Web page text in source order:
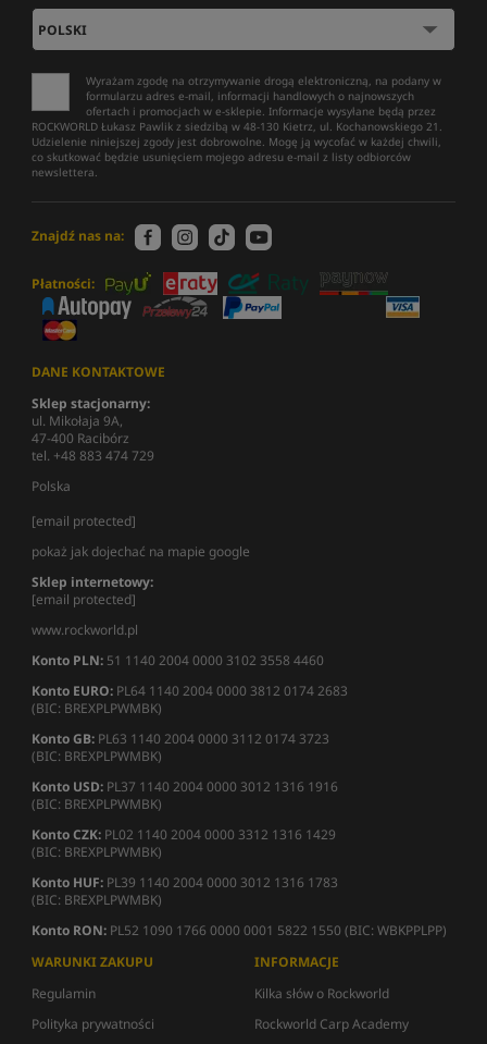
Wyrażam zgodę na otrzymywanie drogą elektroniczną, na podany w
formularzu adres e-mail, informacji handlowych o najnowszych
ofertach i promocjach w e-sklepie. Informacje wysyłane będą przez
ROCKWORLD Łukasz Pawlik z siedzibą w 48-130 Kietrz, ul. Kochanowskiego 21.
Udzielenie niniejszej zgody jest dobrowolne. Mogę ją wycofać w każdej chwili,
co skutkować będzie usunięciem mojego adresu e-mail z listy odbiorców
newslettera.
Znajdź nas na:
Płatności:
DANE KONTAKTOWE
Sklep stacjonarny:
ul. Mikołaja 9A,
47-400 Racibórz
tel. +48 883 474 729
Polska
[email protected]
pokaż jak dojechać na mapie google
Sklep internetowy:
[email protected]
www.rockworld.pl
Konto PLN: 51 1140 2004 0000 3102 3558 4460
Konto EURO: PL64 1140 2004 0000 3812 0174 2683
(BIC: BREXPLPWMBK)
Konto GB: PL63 1140 2004 0000 3112 0174 3723
(BIC: BREXPLPWMBK)
Konto USD: PL37 1140 2004 0000 3012 1316 1916
(BIC: BREXPLPWMBK)
Konto CZK: PL02 1140 2004 0000 3312 1316 1429
(BIC: BREXPLPWMBK)
Konto HUF: PL39 1140 2004 0000 3012 1316 1783
(BIC: BREXPLPWMBK)
Konto RON: PL52 1090 1766 0000 0001 5822 1550 (BIC: WBKPPLPP)
WARUNKI ZAKUPU
Regulamin
Polityka prywatności
INFORMACJE
Kilka słów o Rockworld
Rockworld Carp Academy